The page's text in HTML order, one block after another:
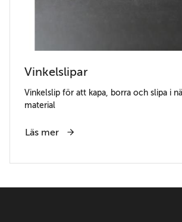
Vinkelslipar
Vinkelslip för att kapa, borra och slipa i
material
Läs mer